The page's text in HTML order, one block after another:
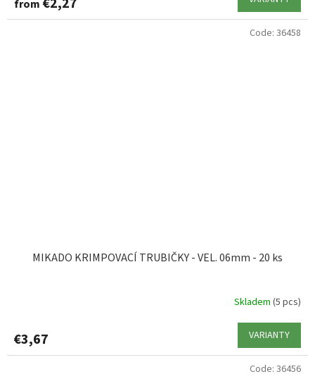
from
MIKADO KRIMPOVACÍ TRUBIČKY - VEL. 06mm - 20 ks
Skladem (5 pcs)
€3,67 VARIANTY
Code: 36458
Code: 36456